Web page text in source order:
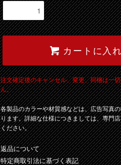
カートに入
注文確定後のキャンセル、変更、同梱は一
ん。
各製品のカラーや材質感などは、広告写真
ります。詳細な仕様につきましては、専門
ください。
返品について
特定商取引法に基づく表記